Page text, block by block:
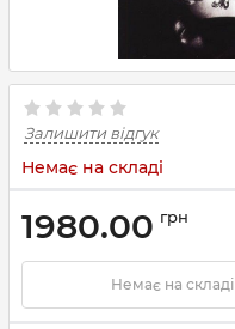
Залишити відгук
Немає на складі
1980.00 грн
Немає на складі